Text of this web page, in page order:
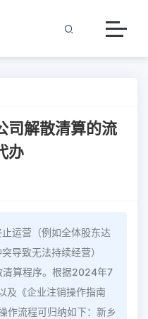
司解散清算的流
办
运营（例如全体股东达
导致无法持续经营）
清算程序。根据2024年7
及《企业注销操作指南
作流程可归纳如下：新乡